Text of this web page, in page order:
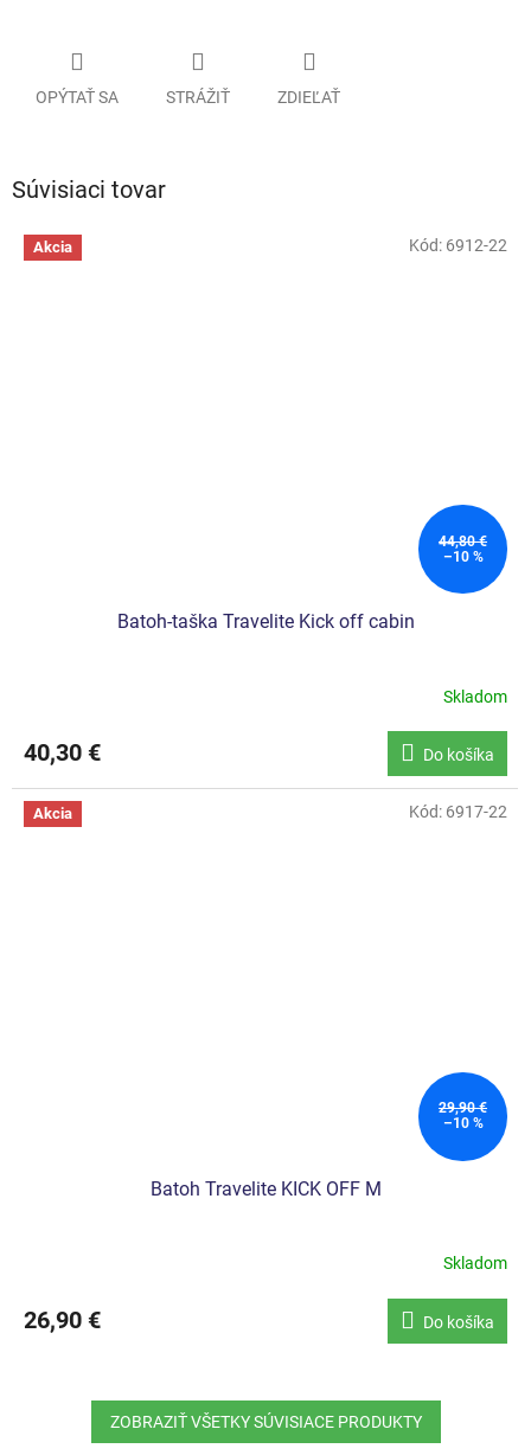
OPÝTAŤ SA STRÁŽIŤ ZDIEĽAŤ
Súvisiaci tovar
Akcia
44,80 €
–10 %
Batoh-taška Travelite Kick off cabin
produktu
je
5,0
Skladom
40,30 € Do košíka
Kód: 6912-22
Akcia
29,90 €
–10 %
Batoh Travelite KICK OFF M
Skladom
26,90 € Do košíka
Kód: 6917-22
ZOBRAZIŤ VŠETKY SÚVISIACE PRODUKTY